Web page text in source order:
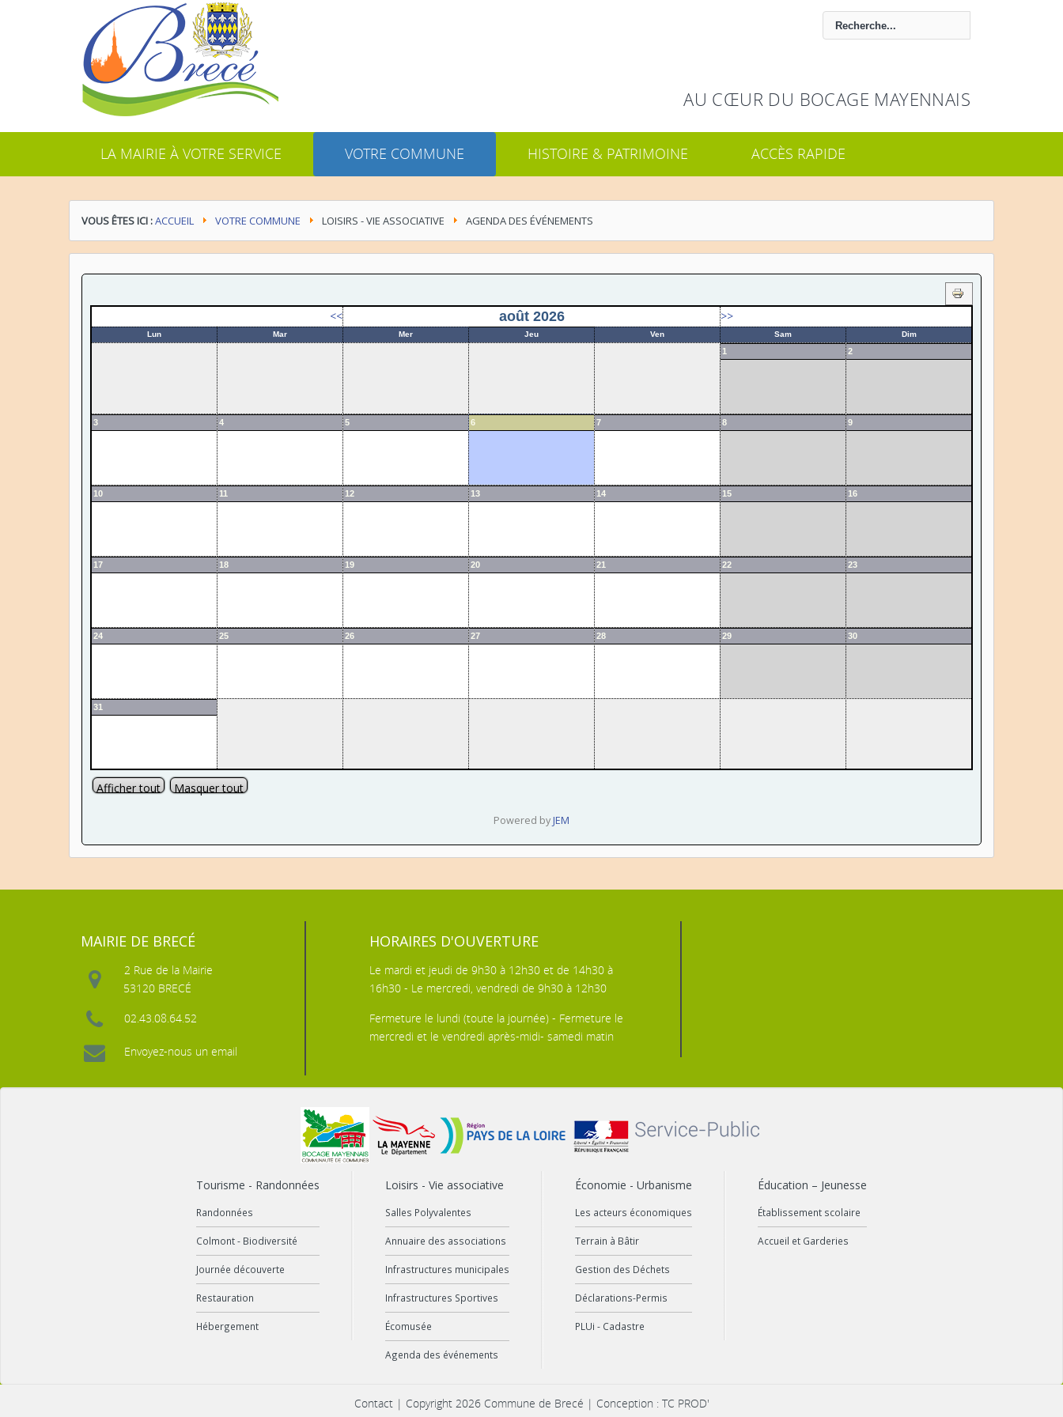
AU CŒUR DU BOCAGE MAYENNAIS
LA MAIRIE À VOTRE SERVICE VOTRE COMMUNE HISTOIRE & PATRIMOINE ACCÈS RAPIDE
VOUS ÊTES ICI :ACCUEIL VOTRE COMMUNE LOISIRS - VIE ASSOCIATIVE AGENDA DES ÉVÉNEMENTS
<< août 2026 >>
Lun Mar Mer Jeu Ven Sam Dim
1 2
3 4 5 6 7 8 9
10 11 12 13 14 15 16
17 18 19 20 21 22 23
24 25 26 27 28 29 30
31
Afficher tout Masquer tout
Powered by JEM
MAIRIE DE BRECÉ
2 Rue de la Mairie
53120 BRECÉ
02.43.08.64.52
Envoyez-nous un email
HORAIRES D'OUVERTURE
Le mardi et jeudi de 9h30 à 12h30 et de 14h30 à
16h30 - Le mercredi, vendredi de 9h30 à 12h30
Fermeture le lundi (toute la journée) - Fermeture le
mercredi et le vendredi après-midi- samedi matin
Tourisme - Randonnées
Randonnées
Colmont - Biodiversité
Journée découverte
Restauration
Hébergement
Loisirs - Vie associative
Salles Polyvalentes
Annuaire des associations
Infrastructures municipales
Infrastructures Sportives
Écomusée
Agenda des événements
Économie - Urbanisme
Les acteurs économiques
Terrain à Bâtir
Gestion des Déchets
Déclarations-Permis
PLUi - Cadastre
Éducation – Jeunesse
Établissement scolaire
Accueil et Garderies
Contact| Copyright 2026 Commune de Brecé | Conception : TC PROD'